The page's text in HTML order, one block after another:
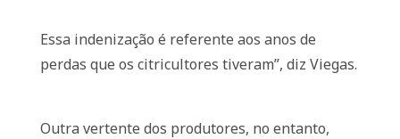
Essa indenização é referente aos anos de
perdas que os citricultores tiveram”, diz Viegas.
Outra vertente dos produtores, no entanto,